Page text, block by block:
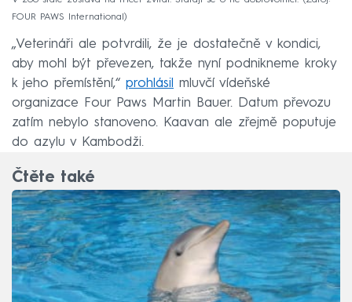
FOUR PAWS International
„Veterináři ale potvrdili, že je dostatečně v kondici,
aby mohl být převezen, takže nyní podnikneme kroky
k jeho přemístění,“ prohlásil
mluvčí vídeňské
organizace Four Paws Martin Bauer. Datum převozu
zatím nebylo stanoveno. Kaavan ale zřejmě poputuje
do azylu v Kambodži.
Čtěte také